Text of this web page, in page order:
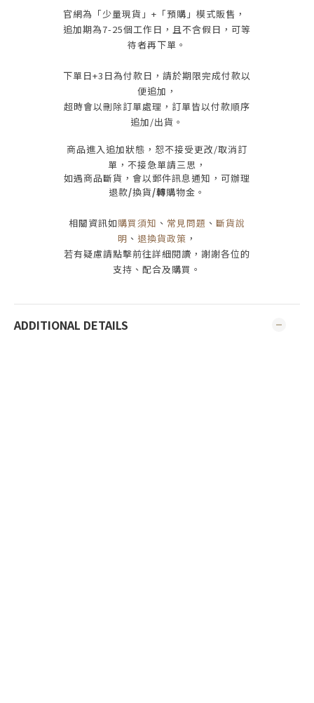
官網為 「少量現貨」+ 「預購」模式販售，
追加期為7-25個工作日 ，且不含假日 ， 可等
待者再下單 。
下單日+3 日為付款日，請於期限完成付款以
便追加，
超時會以刪除訂單處理，訂單皆以付款順序
追加/出貨 。
商品進入追加狀態，恕不接受更改/取消訂
單， 不接急單請三思 ，
如遇商品斷貨，會以郵件訊息通知，可辦理
退款/換貨/轉購物金。
相關資訊如購買須知 、 常見問題 、 斷貨說
明 、 退換貨政策 ，
若有疑慮請點擊前往詳細閱讀，謝謝各位的
支持、配合及購買 。
ADDITIONAL DETAILS